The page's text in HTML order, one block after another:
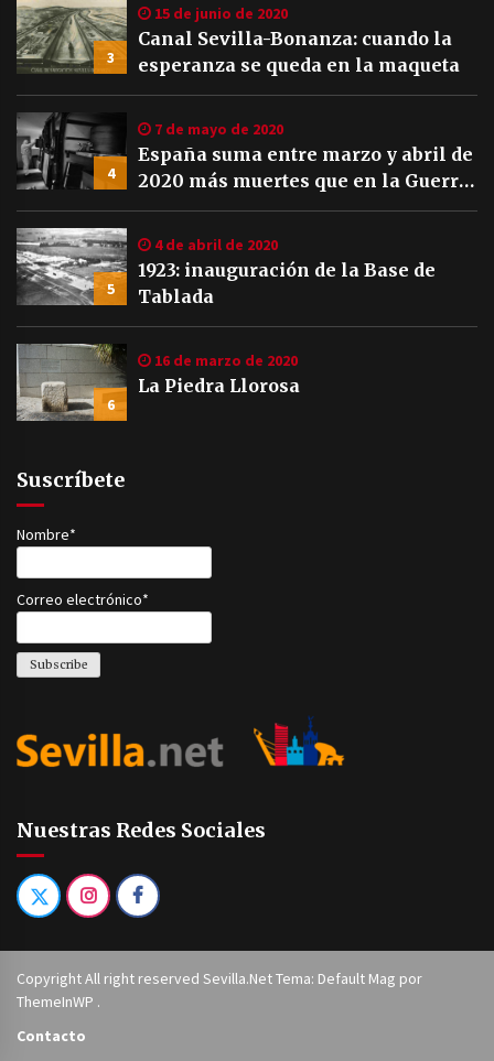
3
15 de junio de 2020
Canal Sevilla-Bonanza: cuando la
esperanza se queda en la maqueta
4
7 de mayo de 2020
España suma entre marzo y abril de
2020 más muertes que en la Guerra
Civil
5
4 de abril de 2020
1923: inauguración de la Base de
Tablada
6
16 de marzo de 2020
La Piedra Llorosa
Suscríbete
Nombre*
Correo electrónico*
Nuestras Redes Sociales
Copyright All right reserved Sevilla.Net Tema: Default Mag por
ThemeInWP .
Contacto